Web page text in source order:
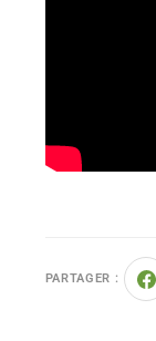
PARTAGER :